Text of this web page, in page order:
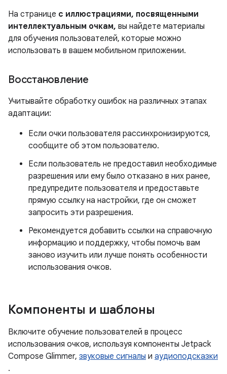
На странице с иллюстрациями, посвященными
интеллектуальным очкам, вы найдете материалы
для обучения пользователей, которые можно
использовать в вашем мобильном приложении.
Восстановление
Учитывайте обработку ошибок на различных этапах
адаптации:
Если очки пользователя рассинхронизируются,
сообщите об этом пользователю.
Если пользователь не предоставил необходимые
разрешения или ему было отказано в них ранее,
предупредите пользователя и предоставьте
прямую ссылку на настройки, где он сможет
запросить эти разрешения.
Рекомендуется добавить ссылки на справочную
информацию и поддержку, чтобы помочь вам
заново изучить или лучше понять особенности
использования очков.
Компоненты и шаблоны
Включите обучение пользователей в процесс
использования очков, используя компоненты Jetpack
Compose Glimmer, звуковые сигналы и аудиоподсказки
.